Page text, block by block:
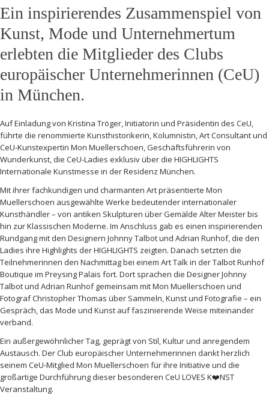
Ein inspirierendes Zusammenspiel von
Kunst, Mode und Unternehmertum
erlebten die Mitglieder des Clubs
europäischer Unternehmerinnen (CeU)
in München.
Auf Einladung von Kristina Tröger, Initiatorin und Präsidentin des CeU,
führte die renommierte Kunsthistorikerin, Kolumnistin, Art Consultant und
CeU-Kunstexpertin Mon Muellerschoen, Geschäftsführerin von
Wunderkunst, die CeU-Ladies exklusiv über die HIGHLIGHTS
Internationale Kunstmesse in der Residenz München.
Mit ihrer fachkundigen und charmanten Art präsentierte Mon
Muellerschoen ausgewählte Werke bedeutender internationaler
Kunsthändler – von antiken Skulpturen über Gemälde Alter Meister bis
hin zur Klassischen Moderne. Im Anschluss gab es einen inspirierenden
Rundgang mit den Designern Johnny Talbot und Adrian Runhof, die den
Ladies ihre Highlights der HIGHLIGHTS zeigten. Danach setzten die
Teilnehmerinnen den Nachmittag bei einem Art Talk in der Talbot Runhof
Boutique im Preysing Palais fort. Dort sprachen die Designer Johnny
Talbot und Adrian Runhof gemeinsam mit Mon Muellerschoen und
Fotograf Christopher Thomas über Sammeln, Kunst und Fotografie – ein
Gespräch, das Mode und Kunst auf faszinierende Weise miteinander
verband.
Ein außergewöhnlicher Tag, geprägt von Stil, Kultur und anregendem
Austausch. Der Club europäischer Unternehmerinnen dankt herzlich
seinem CeU-Mitglied Mon Muellerschoen für ihre Initiative und die
großartige Durchführung dieser besonderen CeU LOVES K❤️NST
Veranstaltung.